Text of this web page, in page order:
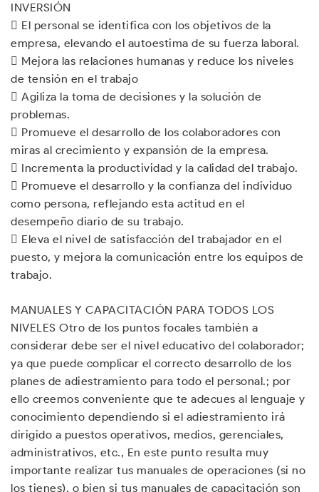
INVERSIÓN
 El personal se identifica con los objetivos de la
empresa, elevando el autoestima de su fuerza laboral.
 Mejora las relaciones humanas y reduce los niveles
de tensión en el trabajo
 Agiliza la toma de decisiones y la solución de
problemas.
 Promueve el desarrollo de los colaboradores con
miras al crecimiento y expansión de la empresa.
 Incrementa la productividad y la calidad del trabajo.
 Promueve el desarrollo y la confianza del individuo
como persona, reflejando esta actitud en el
desempeño diario de su trabajo.
 Eleva el nivel de satisfacción del trabajador en el
puesto, y mejora la comunicación entre los equipos de
trabajo.
MANUALES Y CAPACITACIÓN PARA TODOS LOS
NIVELES Otro de los puntos focales también a
considerar debe ser el nivel educativo del colaborador;
ya que puede complicar el correcto desarrollo de los
planes de adiestramiento para todo el personal.; por
ello creemos conveniente que te adecues al lenguaje y
conocimiento dependiendo si el adiestramiento irá
dirigido a puestos operativos, medios, gerenciales,
administrativos, etc., En este punto resulta muy
importante realizar tus manuales de operaciones (si no
los tienes), o bien si tus manuales de capacitación son